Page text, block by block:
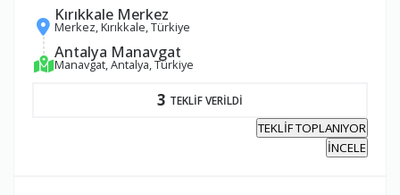
Kırıkkale Merkez
Merkez, Kırıkkale, Türkiye
Antalya Manavgat
Manavgat, Antalya, Türkiye
3 TEKLİF VERİLDİ
TEKLİF TOPLANIYOR
İNCELE